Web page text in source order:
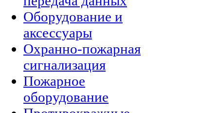
Оборудование и
аксессуары
Охранно-пожарная
сигнализация
Пожарное
оборудование